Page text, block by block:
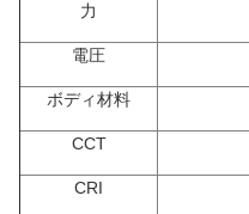
力
電圧
ボディ材料
CCT
CRI